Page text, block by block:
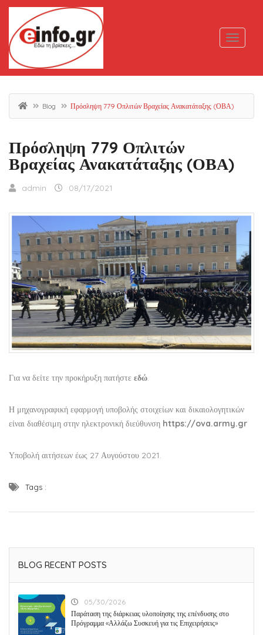
Blog Πρόσληψη 779 Οπλιτών Βραχείας Ανακατάταξης (ΟΒΑ)
Πρόσληψη 779 Οπλιτών
Βραχείας Ανακατάταξης (ΟΒΑ)
admin 08/17/2021
Για να δείτε την προκήρυξη πατήστε εδώ.
Η μηχανογραφική εφαρμογή υποβολής στοιχείων και δικαιολογητικών
είναι διαθέσιμη στην ηλεκτρονική διεύθυνση https://ova.army.gr
Υποβολή αιτήσεων έως 27 Αυγούστου 2021.
Tags :
BLOG RECENT POSTS
05/30/2026
Παράταση της διάρκειας υλοποίησης της επένδυσης στο
Πρόγραμμα «Αλλάζω Συσκευή για τις Επιχειρήσεις»